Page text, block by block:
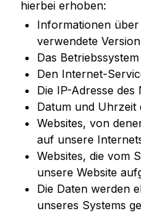
hierbei erhoben:
Informationen
verwendete Version
Das
Den Internet-
Die IP-Adresse des
Datum und Uhrzeit
Websites, von
auf unsere
Websites, die vom
unsere Website
Die Daten werden
unseres Systems